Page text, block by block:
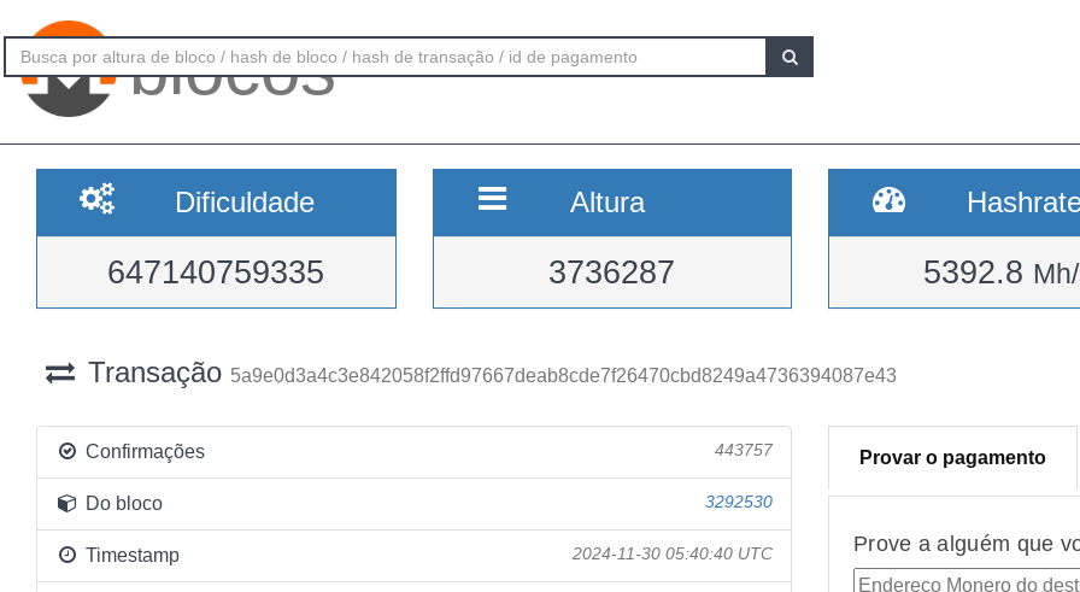
blocos
Dificuldade
647140759335
Altura
3736287 5392.8
Transação 5a9e0d3a4c3e842058f2ffd97667deab8cde7f26470cbd8249a4736394087e43
Confirmações 443757
Do bloco 3292530
Timestamp 2024-11-30 05:40:40 UTC
Provar o pagamento
Prove a alguém que